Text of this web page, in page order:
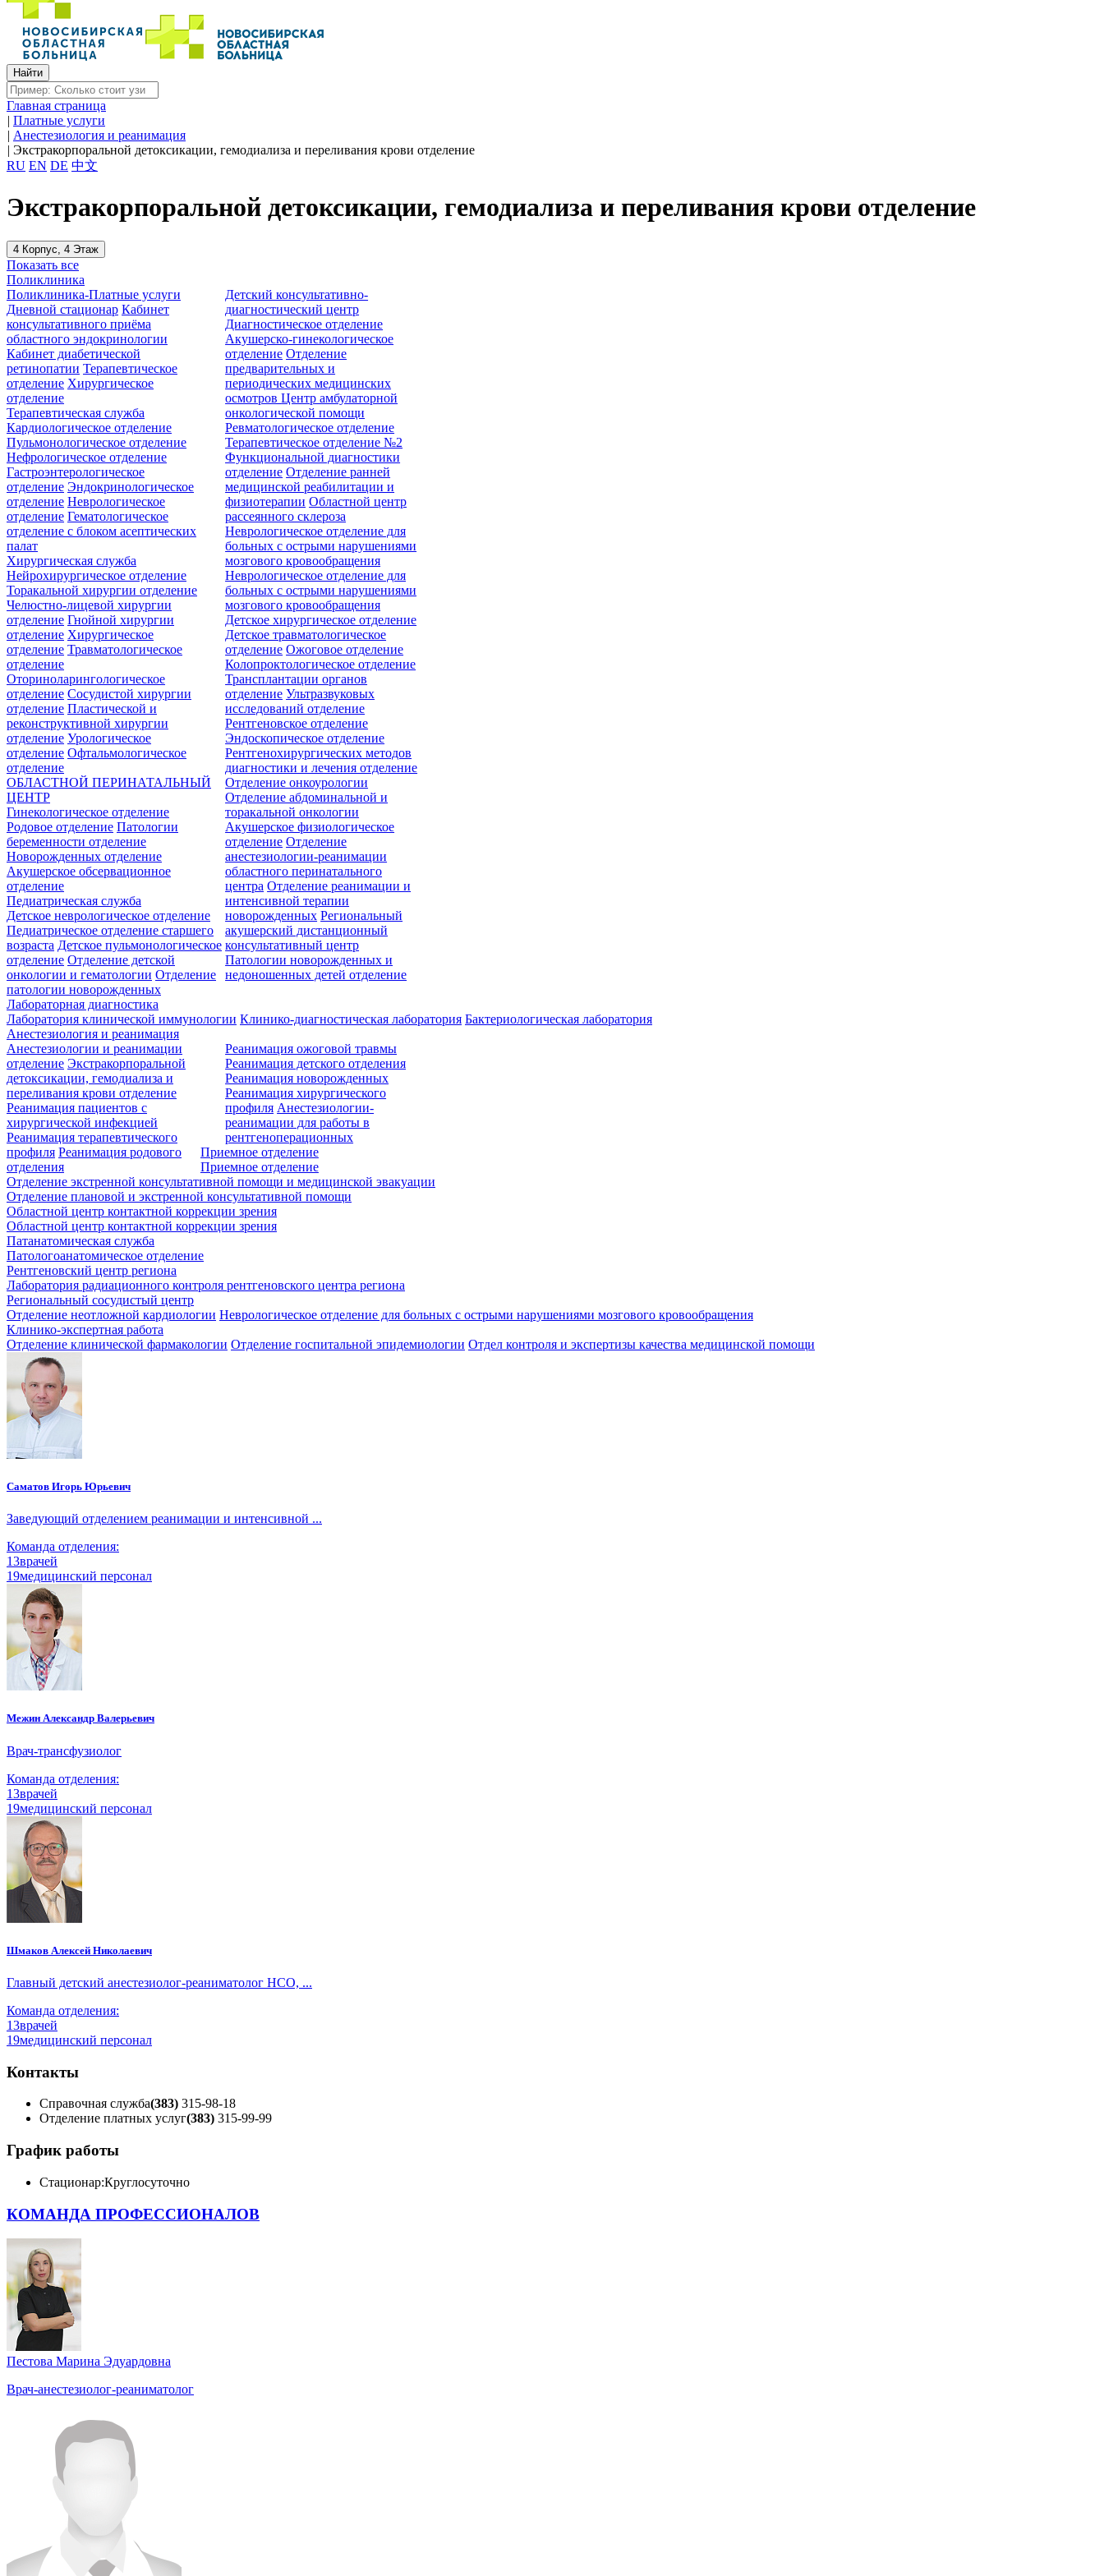
Главная страница
| Платные услуги
| Анестезиология и реанимация
| Экстракорпоральной детоксикации, гемодиализа и переливания крови отделение
RU EN DE 中文
Экстракорпоральной детоксикации, гемодиализа и переливания крови отделение
4 Корпус, 4 Этаж
Показать все
Поликлиника
Поликлиника-Платные услуги
Дневной стационар Кабинет
консультативного приёма
областного эндокринологии
Кабинет диабетической
ретинопатии Терапевтическое
отделение Хирургическое
отделение
Детский консультативно-
диагностический центр
Диагностическое отделение
Акушерско-гинекологическое
отделение Отделение
предварительных и
периодических медицинских
осмотровЦентр амбулаторной
онкологической помощи
Терапевтическая служба
Кардиологическое отделение
Пульмонологическое отделение
Нефрологическое отделение
Гастроэнтерологическое
отделение Эндокринологическое
отделение Неврологическое
отделение Гематологическое
отделение c блоком асептических
палат
Ревматологическое отделение
Терапевтическое отделение №2
Функциональной диагностики
отделение Отделение ранней
медицинской реабилитации и
физиотерапии Областной центр
рассеянного склероза
Неврологическое отделение для
больных с острыми нарушениями
мозгового кровообращения
Неврологическое отделение для
больных с острыми нарушениями
мозгового кровообращения
Хирургическая служба
Нейрохирургическое отделение
Торакальной хирургии отделение
Челюстно-лицевой хирургии
отделение Гнойной хирургии
отделение Хирургическое
отделение Травматологическое
отделение
Оториноларингологическое
отделение Сосудистой хирургии
отделение Пластической и
реконструктивной хирургии
отделение Урологическое
отделение Офтальмологическое
отделение
Детское хирургическое отделение
Детское травматологическое
отделение Ожоговое отделение
Колопроктологическое отделение
Трансплантации органов
отделение Ультразвуковых
исследований отделение
Рентгеновское отделение
Эндоскопическое отделение
Рентгенохирургических методов
диагностики и лечения отделение
Отделение онкоурологии
Отделение абдоминальной и
торакальной онкологии
ОБЛАСТНОЙ ПЕРИНАТАЛЬНЫЙ
ЦЕНТР
Гинекологическое отделение
Родовое отделение Патологии
беременности отделение
Новорожденных отделение
Акушерское обсервационное
отделение
Акушерское физиологическое
отделение Отделение
анестезиологии-реанимации
областного перинатального
центра Отделение реанимации и
интенсивной терапии
новорожденных Региональный
акушерский дистанционный
консультативный центр
Патологии новорожденных и
недоношенных детей отделение
Педиатрическая служба
Детское неврологическое отделение
Педиатрическое отделение старшего
возраста Детское пульмонологическое
отделение Отделение детской
онкологии и гематологии Отделение
патологии новорожденных
Лабораторная диагностика
Лаборатория клинической иммунологии Клинико-диагностическая лаборатория Бактериологическая лаборатория
Анестезиология и реанимация
Анестезиологии и реанимации
отделение Экстракорпоральной
детоксикации, гемодиализа и
переливания крови отделение
Реанимация пациентов с
хирургической инфекцией
Реанимация терапевтического
профиля Реанимация родового
отделения
Реанимация ожоговой травмы
Реанимация детского отделения
Реанимация новорожденных
Реанимация хирургического
профиля Анестезиологии-
реанимации для работы в
рентгеноперационных
Приемное отделение
Приемное отделение
Отделение экстренной консультативной помощи и медицинской эвакуации
Отделение плановой и экстренной консультативной помощи
Областной центр контактной коррекции зрения
Областной центр контактной коррекции зрения
Патанатомическая служба
Патологоанатомическое отделение
Рентгеновский центр региона
Лаборатория радиационного контроля рентгеновского центра региона
Региональный сосудистый центр
Отделение неотложной кардиологии Неврологическое отделение для больных с острыми нарушениями мозгового кровообращения
Клинико-экспертная работа
Отделение клинической фармакологии Отделение госпитальной эпидемиологии Отдел контроля и экспертизы качества медицинской помощи
Саматов Игорь Юрьевич
Заведующий отделением реанимации и интенсивной ...
Команда отделения:
13врачей
19медицинский персонал
Межин Александр Валерьевич
Врач-трансфузиолог
Команда отделения:
13врачей
19медицинский персонал
Шмаков Алексей Николаевич
Главный детский анестезиолог-реаниматолог НСО, ...
Команда отделения:
13врачей
19медицинский персонал
Контакты
Справочная служба(383) 315-98-18
Отделение платных услуг(383) 315-99-99
График работы
Стационар:Круглосуточно
КОМАНДА ПРОФЕССИОНАЛОВ
Пестова Марина Эдуардовна
Врач-анестезиолог-реаниматолог